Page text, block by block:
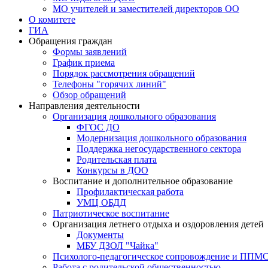
МО учителей и заместителей директоров ОО
О комитете
ГИА
Обращения граждан
Формы заявлений
График приема
Порядок рассмотрения обращений
Телефоны "горячих линий"
Обзор обращений
Направления деятельности
Организация дошкольного образования
ФГОС ДО
Модернизация дошкольного образования
Поддержка негосударственного сектора
Родительская плата
Конкурсы в ДОО
Воспитание и дополнительное образование
Профилактическая работа
УМЦ ОБДД
Патриотическое воспитание
Организация летнего отдыха и оздоровления детей
Документы
МБУ ДЗОЛ "Чайка"
Психолого-педагогическое сопровождение и